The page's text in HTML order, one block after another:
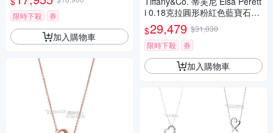
限時下殺
券
加入購物車
i 0.18克拉圓形粉紅色藍寶石92
5純銀項鍊
$29,479 $31,030
限時下殺
券
加入購物車